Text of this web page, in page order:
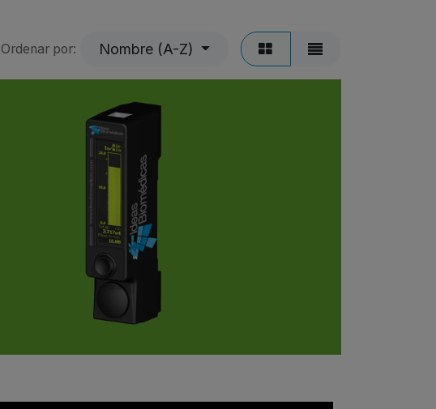
Ordenar por: Nombre (A-Z)